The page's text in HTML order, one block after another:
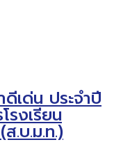
เด่น ประจำปี
งเรียน
.บ.ม.ท.)